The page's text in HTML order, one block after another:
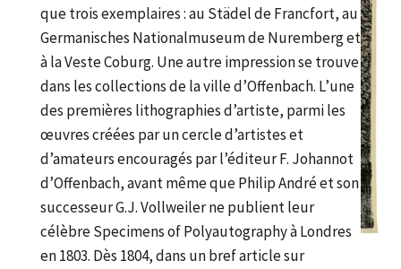
que trois exemplaires : au Städel de Francfort, au
Germanisches Nationalmuseum de Nuremberg et
à la Veste Coburg. Une autre impression se trouve
dans les collections de la ville d’Offenbach. L’une
des premières lithographies d’artiste, parmi les
œuvres créées par un cercle d’artistes et
d’amateurs encouragés par l’éditeur F. Johannot
d’Offenbach, avant même que Philip André et son
successeur G.J. Vollweiler ne publient leur
célèbre Specimens of Polyautography à Londres
en 1803. Dès 1804, dans un bref article sur